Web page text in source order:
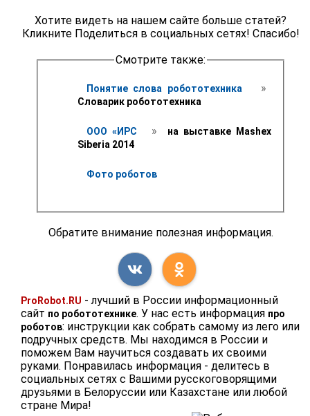
Хотите видеть на нашем сайте больше статей?
Кликните Поделиться в социальных сетях! Спасибо!
Смотрите также:
Понятие слова робототехника »
Словарик робототехника
ООО «ИРС »
на выставке Mashex
Siberia 2014
Фото роботов
Обратите внимание полезная информация.
ProRobot.RU - лучший в России информационный
сайт по робототехнике. У нас есть информация про
роботов: инструкции как собрать самому из лего или
подручных средств. Мы находимся в России и
поможем Вам научиться создавать их своими
руками. Понравилась информация - делитесь в
социальных сетях с Вашими русскоговорящими
друзьями в Белоруссии или Казахстане или любой
стране Мира!